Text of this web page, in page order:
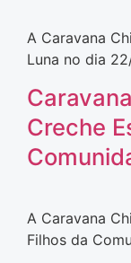
A Caravana
Luna no dia
Creche
A Caravana
Filhos da